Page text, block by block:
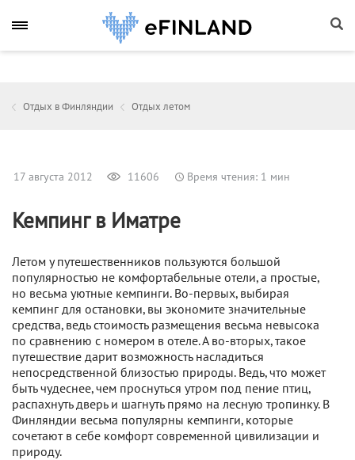
Отдых в Финляндии Отдых летом
17 августа 2012 11606 Время чтения: 1 мин
Кемпинг в Иматре
Летом у путешественников пользуются большой
популярностью не комфортабельные отели, а простые,
но весьма уютные кемпинги. Во-первых, выбирая
кемпинг для остановки, вы экономите значительные
средства, ведь стоимость размещения весьма невысока
по сравнению с номером в отеле. А во-вторых, такое
путешествие дарит возможность насладиться
непосредственной близостью природы. Ведь, что может
быть чудеснее, чем проснуться утром под пение птиц,
распахнуть дверь и шагнуть прямо на лесную тропинку. В
Финляндии весьма популярны кемпинги, которые
сочетают в себе комфорт современной цивилизации и
природу.